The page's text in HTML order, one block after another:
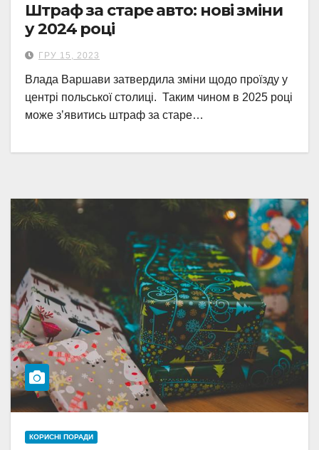
Штраф за старе авто: нові зміни
у 2024 році
ГРУ 15, 2023
Влада Варшави затвердила зміни щодо проїзду у
центрі польської столиці. Таким чином в 2025 році
може зʼявитись штраф за старе…
КОРИСНІ ПОРАДИ